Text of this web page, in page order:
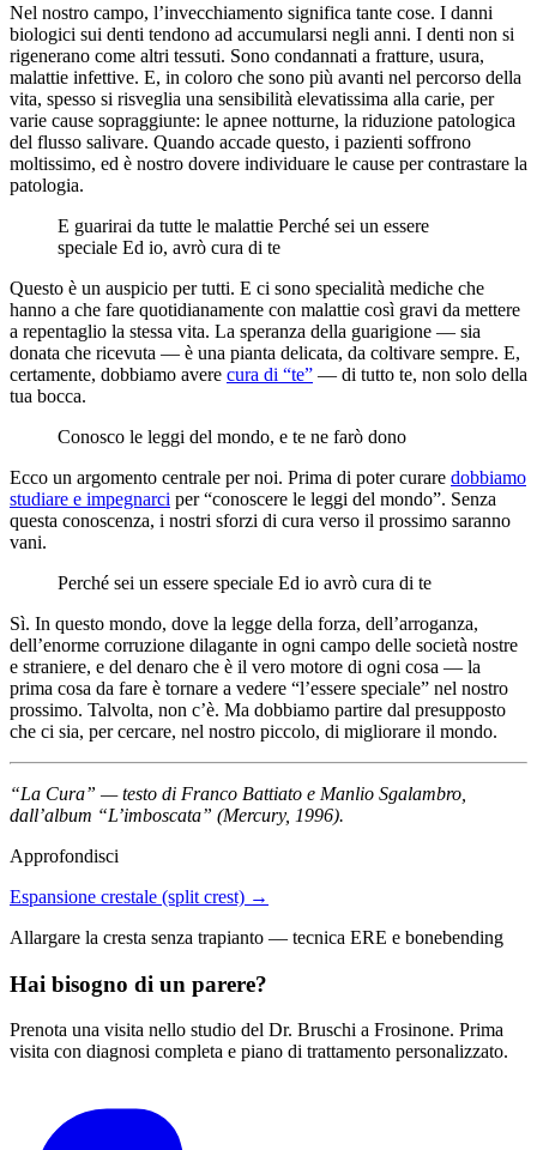
Nel nostro campo, l’invecchiamento significa tante cose. I danni
biologici sui denti tendono ad accumularsi negli anni. I denti non si
rigenerano come altri tessuti. Sono condannati a fratture, usura,
malattie infettive. E, in coloro che sono più avanti nel percorso della
vita, spesso si risveglia una sensibilità elevatissima alla carie, per
varie cause sopraggiunte: le apnee notturne, la riduzione patologica
del flusso salivare. Quando accade questo, i pazienti soffrono
moltissimo, ed è nostro dovere individuare le cause per contrastare la
patologia.
E guarirai da tutte le malattie Perché sei un essere
speciale Ed io, avrò cura di te
Questo è un auspicio per tutti. E ci sono specialità mediche che
hanno a che fare quotidianamente con malattie così gravi da mettere
a repentaglio la stessa vita. La speranza della guarigione — sia
donata che ricevuta — è una pianta delicata, da coltivare sempre. E,
certamente, dobbiamo avere cura di “te” — di tutto te, non solo della
tua bocca.
Conosco le leggi del mondo, e te ne farò dono
Ecco un argomento centrale per noi. Prima di poter curare dobbiamo
studiare e impegnarci per “conoscere le leggi del mondo”. Senza
questa conoscenza, i nostri sforzi di cura verso il prossimo saranno
vani.
Perché sei un essere speciale Ed io avrò cura di te
Sì. In questo mondo, dove la legge della forza, dell’arroganza,
dell’enorme corruzione dilagante in ogni campo delle società nostre
e straniere, e del denaro che è il vero motore di ogni cosa — la
prima cosa da fare è tornare a vedere “l’essere speciale” nel nostro
prossimo. Talvolta, non c’è. Ma dobbiamo partire dal presupposto
che ci sia, per cercare, nel nostro piccolo, di migliorare il mondo.
“La Cura” — testo di Franco Battiato e Manlio Sgalambro,
dall’album “L’imboscata” (Mercury, 1996).
Approfondisci
Espansione crestale (split crest) →
Allargare la cresta senza trapianto — tecnica ERE e bonebending
Hai bisogno di un parere?
Prenota una visita nello studio del Dr. Bruschi a Frosinone. Prima
visita con diagnosi completa e piano di trattamento personalizzato.